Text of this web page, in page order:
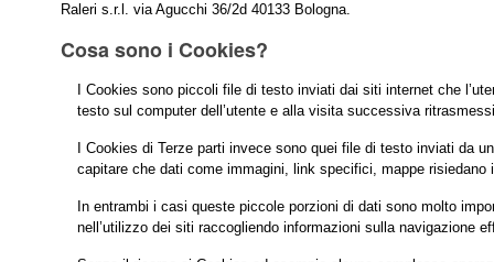
Raleri s.r.l. via Agucchi 36/2d 40133 Bologna.
Cosa sono i Cookies?
I Cookies sono piccoli file di testo inviati dai siti internet che
testo sul computer dell’utente e alla visita successiva
I Cookies di Terze parti invece sono quei file di testo inviati da
capitare che dati come immagini, link specifici, mappe
In entrambi i casi queste piccole porzioni di dati sono molto
nell’utilizzo dei siti raccogliendo informazioni sulla navigazione